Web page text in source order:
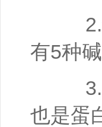
2.细
有5种
3.双
也是蛋